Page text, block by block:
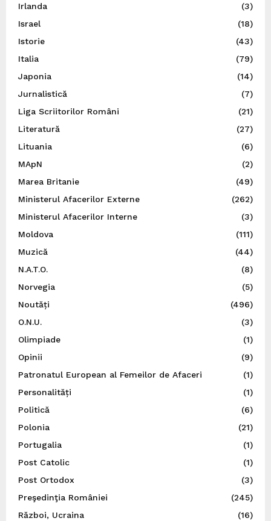
Irlanda
(3)
Israel
(18)
Istorie
(43)
Italia
(79)
Japonia
(14)
Jurnalistică
(7)
Liga Scriitorilor Români
(21)
Literatură
(27)
Lituania
(6)
MApN
(2)
Marea Britanie
(49)
Ministerul Afacerilor Externe
(262)
Ministerul Afacerilor Interne
(3)
Moldova
(111)
Muzică
(44)
N.A.T.O.
(8)
Norvegia
(5)
Noutăți
(496)
O.N.U.
(3)
Olimpiade
(1)
Opinii
(9)
Patronatul European al Femeilor de Afaceri
(1)
Personalități
(1)
Politică
(6)
Polonia
(21)
Portugalia
(1)
Post Catolic
(1)
Post Ortodox
(3)
Preşedinţia României
(245)
Război, Ucraina
(16)